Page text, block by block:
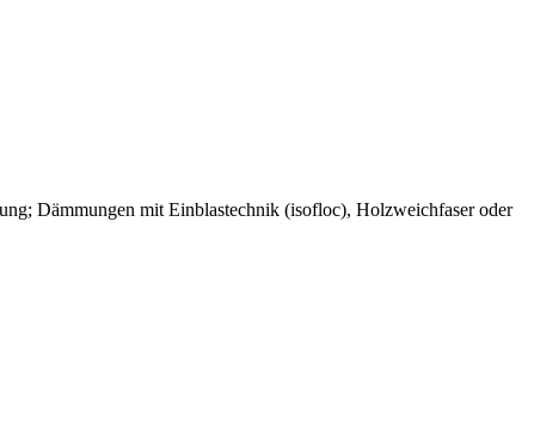
Dämmungen mit Einblastechnik (isofloc), Holzweichfaser oder